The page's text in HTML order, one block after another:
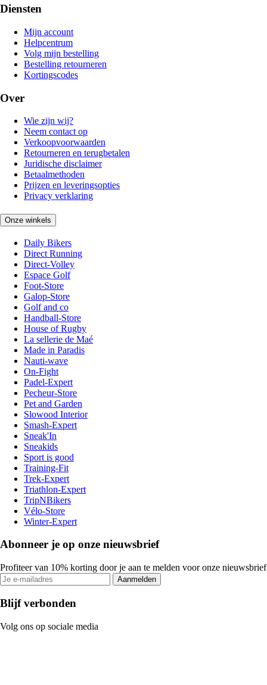
Diensten
Mijn account
Helpcentrum
Volg mijn bestelling
Bestelling retourneren
Kortingscodes
Over
Wie zijn wij?
Neem contact op
Verkoopvoorwaarden
Retourneren en terugbetalen
Juridische disclaimer
Betaalmethoden
Prijzen en leveringsopties
Privacy verklaring
Onze winkels
Daily Bikers
Direct Running
Direct-Volley
Espace Golf
Foot-Store
Galop-Store
Golf and co
Handball-Store
House of Rugby
La sellerie de Maé
Made in Paradis
Nauti-wave
On-Fight
Padel-Expert
Pecheur-Store
Pet and Garden
Slowood Interior
Smash-Expert
Sneak'In
Sneakids
Sport is good
Training-Fit
Trek-Expert
Triathlon-Expert
TripNBikers
Vélo-Store
Winter-Expert
Abonneer je op onze nieuwsbrief
Profiteer van 10% korting door je aan te melden voor onze nieuwsbrief
Aanmelden
Blijf verbonden
Volg ons op sociale media